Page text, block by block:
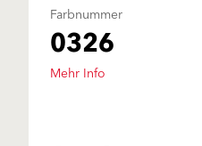
Farbnummer
0326
Mehr Info